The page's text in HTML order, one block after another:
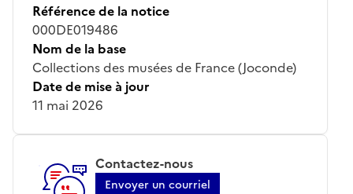
Référence de la notice
000DE019486
Nom de la base
Collections des musées de France (Joconde)
Date de mise à jour
11 mai 2026
Contactez-nous
Envoyer un courriel